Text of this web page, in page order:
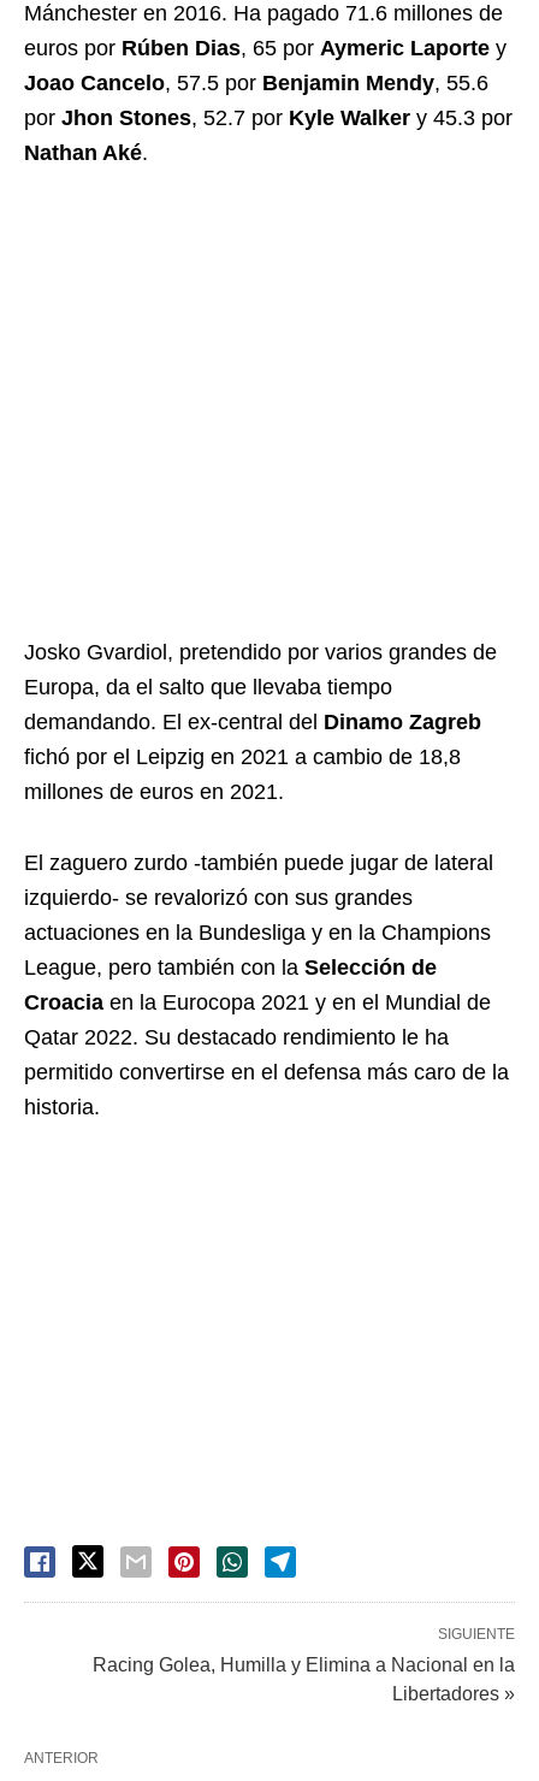
Mánchester en 2016. Ha pagado 71.6 millones de
euros por Rúben Dias, 65 por Aymeric Laporte y
Joao Cancelo, 57.5 por Benjamin Mendy, 55.6
por Jhon Stones, 52.7 por Kyle Walker y 45.3 por
Nathan Aké.
Josko Gvardiol, pretendido por varios grandes de
Europa, da el salto que llevaba tiempo
demandando. El ex-central del Dinamo Zagreb
fichó por el Leipzig en 2021 a cambio de 18,8
millones de euros en 2021.
El zaguero zurdo -también puede jugar de lateral
izquierdo- se revalorizó con sus grandes
actuaciones en la Bundesliga y en la Champions
League, pero también con la Selección de
Croacia en la Eurocopa 2021 y en el Mundial de
Qatar 2022. Su destacado rendimiento le ha
permitido convertirse en el defensa más caro de la
historia.
SIGUIENTE
Racing Golea, Humilla y Elimina a Nacional en la
Libertadores »
ANTERIOR